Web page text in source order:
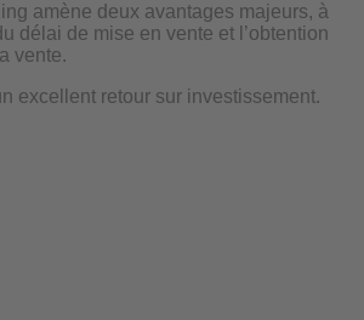
amène deux avantages majeurs, à
délai de mise en vente et l’obtention
vente.
excellent retour sur investissement.